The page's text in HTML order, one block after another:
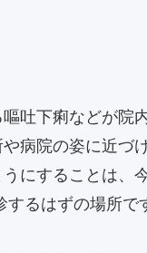
吐下痢などが院
病院の姿に近づ
にすることは、
るはずの場所で